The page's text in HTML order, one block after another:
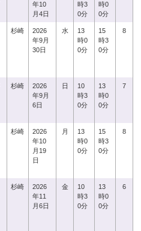
年10
月4日
時3
0分
時0
0分
杉崎
2026
年9月
30日
水
13
時0
0分
15
時3
0分
8
杉崎
2026
年9月
6日
日
10
時3
0分
13
時0
0分
7
杉崎
2026
年10
月19
日
月
13
時0
0分
15
時3
0分
8
杉崎
2026
年11
月6日
金
10
時3
0分
13
時0
0分
6